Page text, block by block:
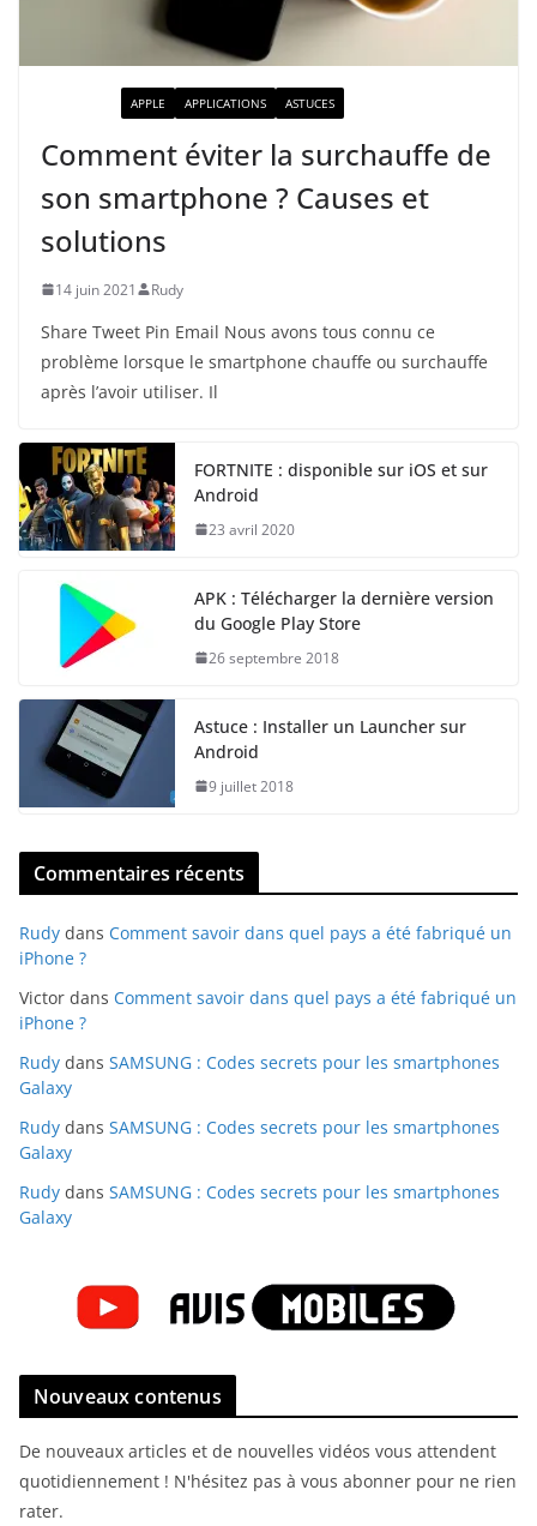
APPLE APPLICATIONS ASTUCES
Comment éviter la surchauffe de
son smartphone ? Causes et
solutions
14 juin 2021 Rudy
Share Tweet Pin Email Nous avons tous connu ce
problème lorsque le smartphone chauffe ou surchauffe
après l’avoir utiliser. Il
FORTNITE : disponible sur iOS et sur
Android
23 avril 2020
APK : Télécharger la dernière version
du Google Play Store
26 septembre 2018
Astuce : Installer un Launcher sur
Android
9 juillet 2018
Commentaires récents
Rudy dans Comment savoir dans quel pays a été fabriqué un
iPhone ?
Victor dans Comment savoir dans quel pays a été fabriqué un
iPhone ?
Rudy dans SAMSUNG : Codes secrets pour les smartphones
Galaxy
Rudy dans SAMSUNG : Codes secrets pour les smartphones
Galaxy
Rudy dans SAMSUNG : Codes secrets pour les smartphones
Galaxy
Nouveaux contenus
De nouveaux articles et de nouvelles vidéos vous attendent
quotidiennement ! N'hésitez pas à vous abonner pour ne rien
rater.